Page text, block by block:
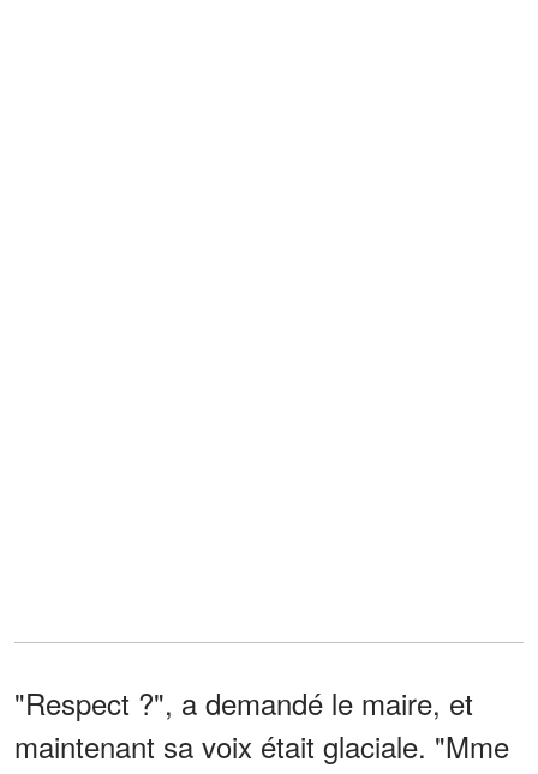
"Respect ?", a demandé le maire, et
maintenant sa voix était glaciale. "Mme